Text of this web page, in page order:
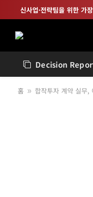
신사업·전략팀을 위한 가
Decision
홈 » 합작투자 계약 실무